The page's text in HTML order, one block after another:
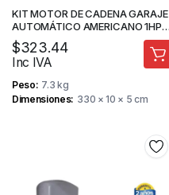
KIT MOTOR DE CADENA GARAJE
AUTOMÁTICO AMERICANO 1HP
1500N.M RIEL 3.3M –
FORTEDOOR
$323.44
Inc IVA
Peso 7.3 kg
Dimensiones 330 × 10 × 5 cm